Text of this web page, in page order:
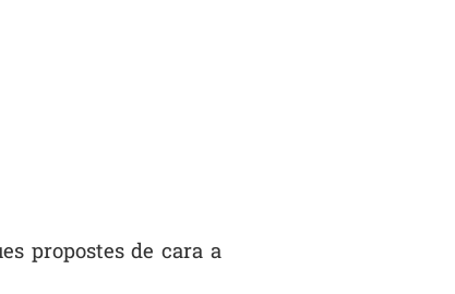
propostes de cara a